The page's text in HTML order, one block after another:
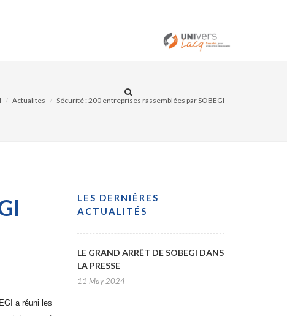
Actualites Sécurité : 200 entreprises rassemblées par SOBEGI
a réuni les
LES DERNIÈRES
ACTUALITÉS
LE GRAND ARRÊT DE SOBEGI DANS
LA PRESSE
11 May 2024